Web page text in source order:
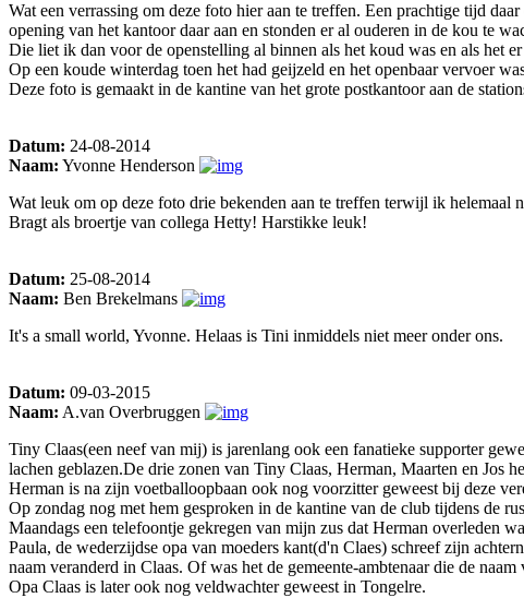
Wat een verrassing om deze foto hier aan te treffen. Een prachtige tijd
opening van het kantoor daar aan en stonden er al ouderen in de kou te
Die liet ik dan voor de openstelling al binnen als het koud was en als het
Op een koude winterdag toen het had geijzeld en het openbaar vervoer
Deze foto is gemaakt in de kantine van het grote postkantoor aan de
Datum: 24-08-2014
Naam: Yvonne Henderson
Wat leuk om op deze foto drie bekenden aan te treffen terwijl ik
Bragt als broertje van collega Hetty! Harstikke leuk!
Datum: 25-08-2014
Naam: Ben Brekelmans
It's a small world, Yvonne. Helaas is Tini inmiddels niet meer onder ons.
Datum: 09-03-2015
Naam: A.van Overbruggen
Tiny Claas(een neef van mij) is jarenlang ook een fanatieke supporter
lachen geblazen.De drie zonen van Tiny Claas, Herman, Maarten en Jos
Herman is na zijn voetballoopbaan ook nog voorzitter geweest bij deze
Op zondag nog met hem gesproken in de kantine van de club tijdens de
Maandags een telefoontje gekregen van mijn zus dat Herman overleden
Paula, de wederzijdse opa van moeders kant(d'n Claes) schreef zijn
naam veranderd in Claas. Of was het de gemeente-ambtenaar die de naam
Opa Claas is later ook nog veldwachter geweest in Tongelre.